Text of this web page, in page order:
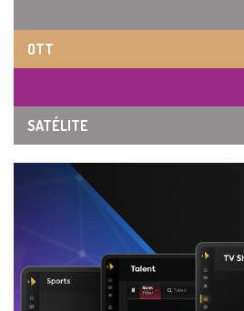
OTT
SATÉLITE